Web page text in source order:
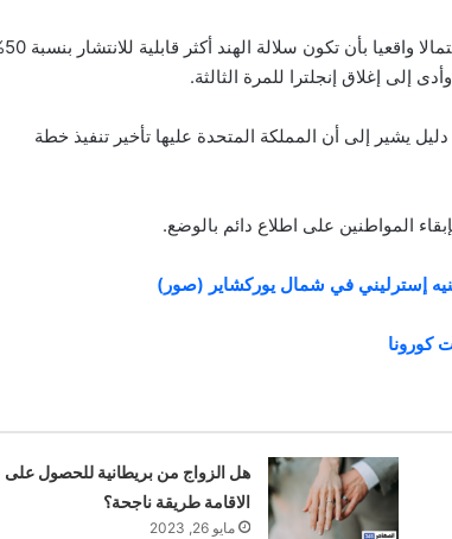
كما قال المستشارون
إلى إغلاق إنجلترا للمرة الثالثة.
يشير إلى أن المملكة المتحدة عليها تأخير تنفيذ خطة
المواطنين على اطلاع دائم بالوضع.
هل الزواج من بريطانية للحصول على
الاقامة طريقة ناجحة؟
مايو 26, 2023